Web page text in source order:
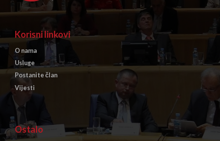
Korisni linkovi
O nama
Usluge
Postanite član
Vijesti
Ostalo